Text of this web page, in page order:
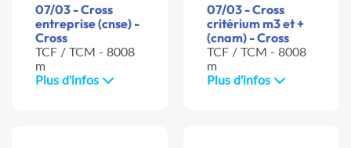
07/03 - Cross
entreprise (cnse) -
Cross
TCF / TCM - 8008
m
Plus d'infos
07/03 - Cross
critérium m3 et +
(cnam) - Cross
TCF / TCM - 8008
m
Plus d'infos